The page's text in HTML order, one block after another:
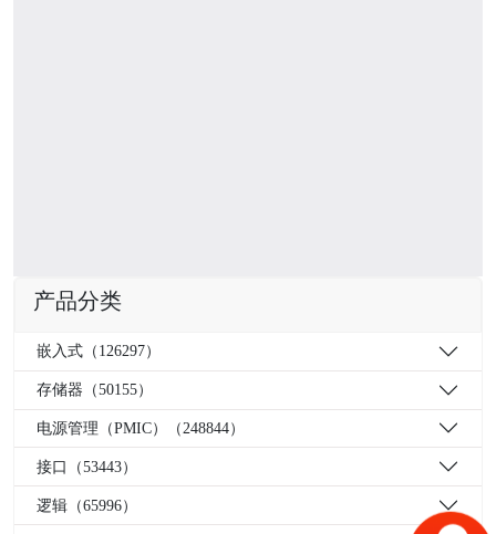
产品分类
嵌入式（126297）
存储器（50155）
电源管理（PMIC）（248844）
接口（53443）
逻辑（65996）